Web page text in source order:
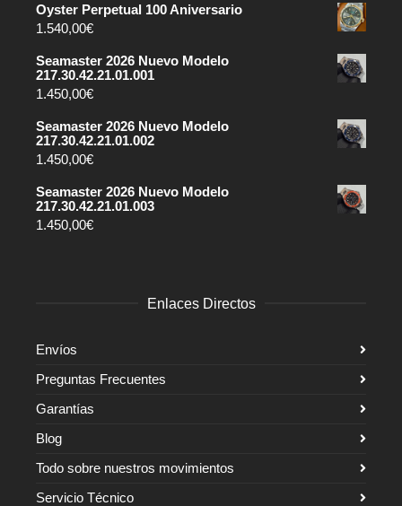
Oyster Perpetual 100 Aniversario
1.540,00€
Seamaster 2026 Nuevo Modelo
217.30.42.21.01.001
1.450,00€
Seamaster 2026 Nuevo Modelo
217.30.42.21.01.002
1.450,00€
Seamaster 2026 Nuevo Modelo
217.30.42.21.01.003
1.450,00€
Enlaces Directos
Envíos
Preguntas Frecuentes
Garantías
Blog
Todo sobre nuestros movimientos
Servicio Técnico